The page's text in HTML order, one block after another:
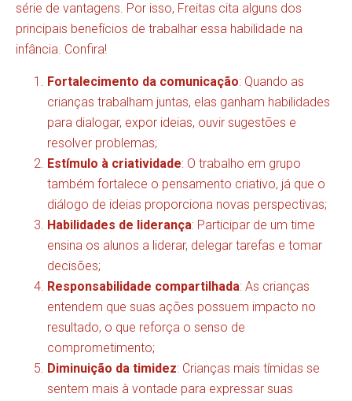
série de vantagens. Por isso, Freitas cita alguns dos
principais benefícios de trabalhar essa habilidade na
infância. Confira!
Fortalecimento da comunicação: Quando as
crianças trabalham juntas, elas ganham habilidades
para dialogar, expor ideias, ouvir sugestões e
resolver problemas;
Estímulo à criatividade: O trabalho em grupo
também fortalece o pensamento criativo, já que o
diálogo de ideias proporciona novas perspectivas;
Habilidades de liderança: Participar de um time
ensina os alunos a liderar, delegar tarefas e tomar
decisões;
Responsabilidade compartilhada: As crianças
entendem que suas ações possuem impacto no
resultado, o que reforça o senso de
comprometimento;
Diminuição da timidez: Crianças mais tímidas se
sentem mais à vontade para expressar suas